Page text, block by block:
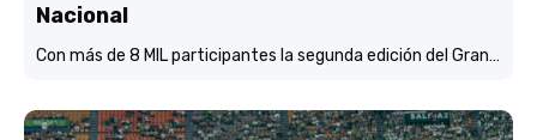
Nacional
Con más de 8 MIL participantes la segunda edición del Grandeza Run Fest fue más que un éxito total.